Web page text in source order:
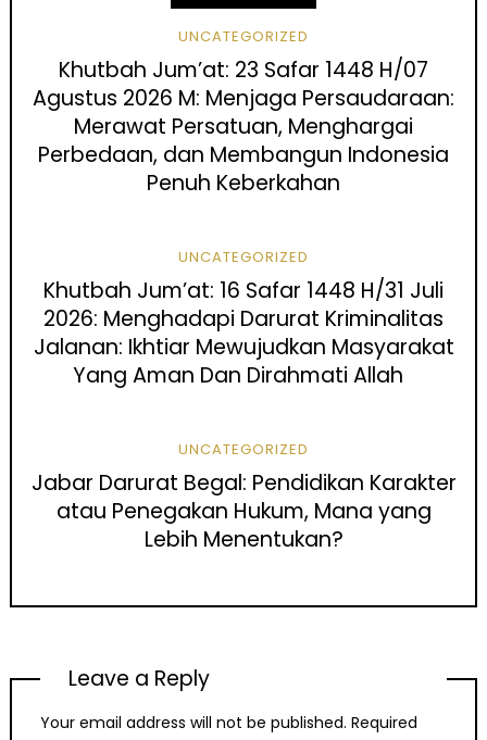
UNCATEGORIZED
Khutbah Jum’at: 23 Safar 1448 H/07
Agustus 2026 M: Menjaga Persaudaraan:
Merawat Persatuan, Menghargai
Perbedaan, dan Membangun Indonesia
Penuh Keberkahan
UNCATEGORIZED
Khutbah Jum’at: 16 Safar 1448 H/31 Juli
2026: Menghadapi Darurat Kriminalitas
Jalanan: Ikhtiar Mewujudkan Masyarakat
Yang Aman Dan Dirahmati Allah
UNCATEGORIZED
Jabar Darurat Begal: Pendidikan Karakter
atau Penegakan Hukum, Mana yang
Lebih Menentukan?
Leave a Reply
Your email address will not be published. Required